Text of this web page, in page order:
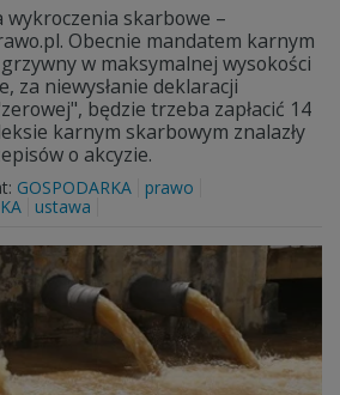
wykroczenia skarbowe –
Obecnie mandatem karnym
w maksymalnej wysokości
za niewysłanie deklaracji
będzie trzeba zapłacić 14
karnym skarbowym znalazły
o akcyzie.
GOSPODARKA
prawo
ustawa